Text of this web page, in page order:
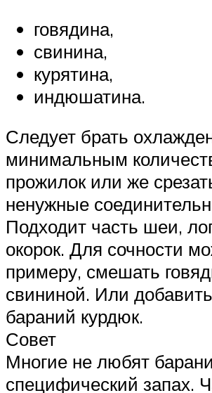
говядина,
свинина,
курятина,
индюшатина.
Следует брать
минимальным
прожилок или же
ненужные
Подходит часть шеи,
окорок. Для сочности
примеру, смешать
свининой. Или
бараний курдюк.
Совет
Многие не любят
специфический запах.